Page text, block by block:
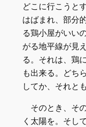
どこに行こうと
はばまれ、部分
る鶏小屋がいい
がる地平線が見
る。それは、鶏
も出来る。どち
してか、それと
そのとき、そ
く太陽を。そし